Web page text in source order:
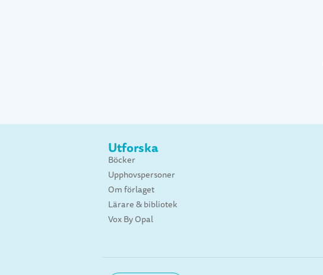
Utforska
Böcker
Upphovspersoner
Om förlaget
Lärare & bibliotek
Vox By Opal